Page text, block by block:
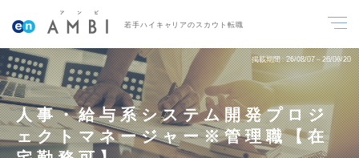
若手ハイキャリアのスカウト転職
掲載期間 26/08/07～26/08/20
人事・給与系システム開発プロジ
ェクトマネージャー※管理職【在